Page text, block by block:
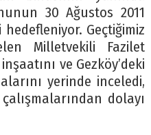
30 Ağustos 2011
Geçtiğimiz
Milletvekili Fazilet
ve Gezköy’deki
yerinde inceledi,
dolayı